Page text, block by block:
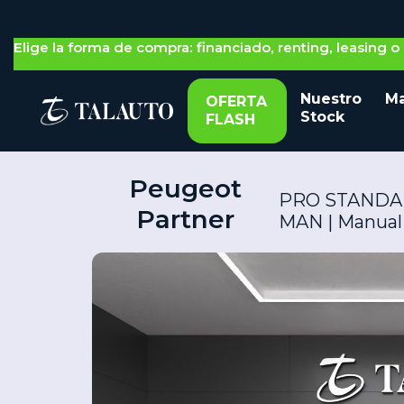
Nos adaptamos a ti: gestión 100% on-line o física
Elige la forma de compra: financiado, renting, leasing
OFERTA
FLASH
Nuestro
Stock
Peugeot
Partner
PRO
MAN | Manual